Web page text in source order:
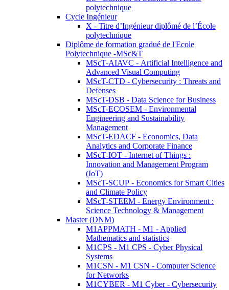
polytechnique
Cycle Ingénieur
X - Titre d’Ingénieur diplômé de l’École
polytechnique
Diplôme de formation gradué de l'Ecole
Polytechnique -MSc&T
MScT-AIAVC - Artificial Intelligence and
Advanced Visual Computing
MScT-CTD - Cybersecurity : Threats and
Defenses
MScT-DSB - Data Science for Business
MScT-ECOSEM - Environmental
Engineering and Sustainability
Management
MScT-EDACF - Economics, Data
Analytics and Corporate Finance
MScT-IOT - Internet of Things :
Innovation and Management Program
(IoT)
MScT-SCUP - Economics for Smart Cities
and Climate Policy
MScT-STEEM - Energy Environment :
Science Technology & Management
Master (DNM)
M1APPMATH - M1 - Applied
Mathematics and statistics
M1CPS - M1 CPS - Cyber Physical
Systems
M1CSN - M1 CSN - Computer Science
for Networks
M1CYBER - M1 Cyber - Cybersecurity